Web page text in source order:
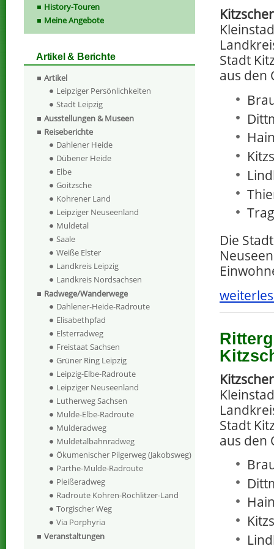
Kitzscher
Stadt
aus den
Die
Kitzscher
Stadt
aus den
History-Touren
Meine Angebote
Artikel & Berichte
Artikel
Leipziger Persönlichkeiten
Stadt Leipzig
Ausstellungen & Museen
Reiseberichte
Dahlener Heide
Dübener Heide
Elbe
Goitzsche
Kohrener Land
Leipziger Neuseenland
Muldetal
Saale
Weiße Elster
Landkreis Leipzig
Landkreis Nordsachsen
Radwege/Wanderwege
Dahlener-Heide-Radroute
Elisabethpfad
Elsterradweg
Freistaat Sachsen
Grüner Ring Leipzig
Leipzig-Elbe-Radroute
Leipziger Neuseenland
Lutherweg Sachsen
Mulde-Elbe-Radroute
Mulderadweg
Muldetalbahnradweg
Ökumenischer Pilgerweg (Jakobsweg)
Parthe-Mulde-Radroute
Pleißeradweg
Radroute Kohren-Rochlitzer-Land
Torgischer Weg
Via Porphyria
Veranstaltungen